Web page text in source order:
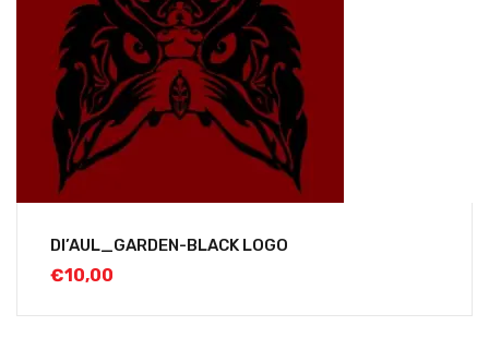
DI’AUL_GARDEN-BLACK LOGO
€10,00